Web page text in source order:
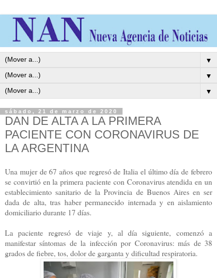
▼
▼
▼
sábado, 21 de marzo de 2020
DAN DE ALTA A LA PRIMERA
PACIENTE CON CORONAVIRUS DE
LA ARGENTINA
Una mujer de 67 años que regresó de Italia el último día de febrero
se convirtió en la primera paciente con Coronavirus atendida en un
establecimiento sanitario de la Provincia de Buenos Aires en ser
dada de alta, tras haber permanecido internada y en aislamiento
domiciliario durante 17 días.
La paciente regresó de viaje y, al día siguiente, comenzó a
manifestar síntomas de la infección por Coronavirus: más de 38
grados de fiebre, tos, dolor de garganta y dificultad respiratoria.